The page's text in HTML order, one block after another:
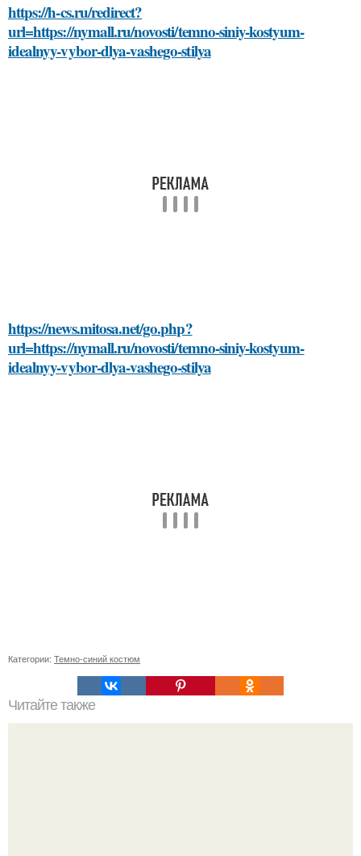
https://h-cs.ru/redirect?
url=https://nymall.ru/novosti/temno-siniy-kostyum-
idealnyy-vybor-dlya-vashego-stilya
https://news.mitosa.net/go.php?
url=https://nymall.ru/novosti/temno-siniy-kostyum-
idealnyy-vybor-dlya-vashego-stilya
Категории: Темно-синий костюм
Читайте также